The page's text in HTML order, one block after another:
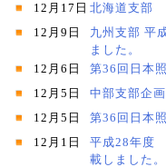
12月17日 北海道支部
12月9日
九州支部 平
ました。
12月6日
第36回日本
12月5日
中部支部企
12月5日
第36回日本
12月1日
平成28年度
載しました。